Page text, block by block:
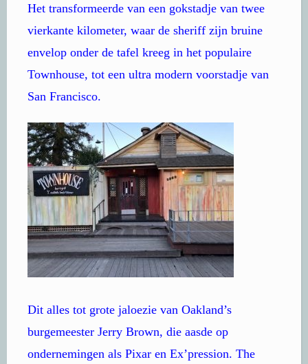
Het transformeerde van een gokstadje van twee
vierkante kilometer, waar de sheriff zijn bruine
envelop onder de tafel kreeg in het populaire
Townhouse, tot een ultra modern voorstadje van
San Francisco.
Dit alles tot grote jaloezie van Oakland’s
burgemeester Jerry Brown, die aasde op
ondernemingen als Pixar en Ex’pression. The